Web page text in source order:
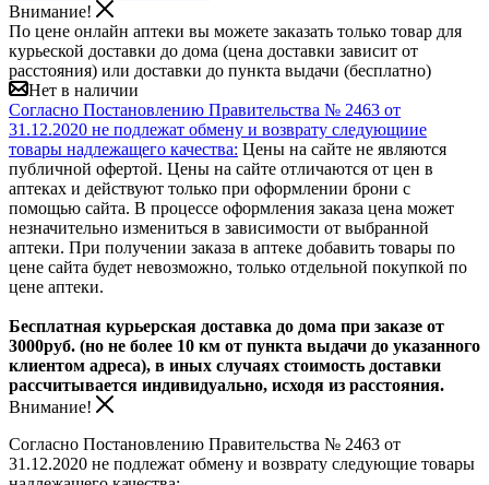
Внимание!
По цене онлайн аптеки вы можете заказать только товар для
курьеской доставки до дома (цена доставки зависит от
расстояния) или доставки до пункта выдачи (бесплатно)
Нет в наличии
Согласно Постановлению Правительства № 2463 от
31.12.2020 не подлежат обмену и возврату следующиие
товары надлежащего качества: Цены на сайте не являются
публичной офертой. Цены на сайте отличаются от цен в
аптеках и действуют только при оформлении брони с
помощью сайта. В процессе оформления заказа цена может
незначительно измениться в зависимости от выбранной
аптеки. При получении заказа в аптеке добавить товары по
цене сайта будет невозможно, только отдельной покупкой по
цене аптеки.
Бесплатная курьерская доставка до дома при заказе от
3000руб. (но не более 10 км от пункта выдачи до указанного
клиентом адреса), в иных случаях стоимость доставки
рассчитывается индивидуально, исходя из расстояния.
Внимание!
Согласно Постановлению Правительства № 2463 от
31.12.2020 не подлежат обмену и возврату следующие товары